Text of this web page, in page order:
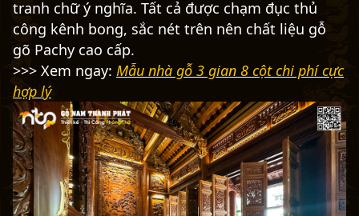
tranh chữ ý nghĩa. Tất cả được chạm đục thủ
công kênh bong, sắc nét trên nên chất liệu gỗ
gõ Pachy cao cấp.
>>> Xem ngay: Mẫu nhà gỗ 3 gian 8 cột chi phí cực
hợp lý